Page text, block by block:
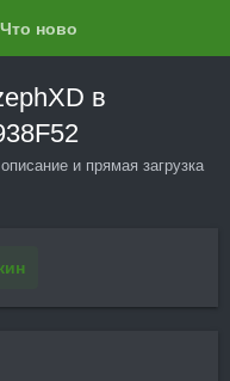
Что нового?
в
и прямая загрузка